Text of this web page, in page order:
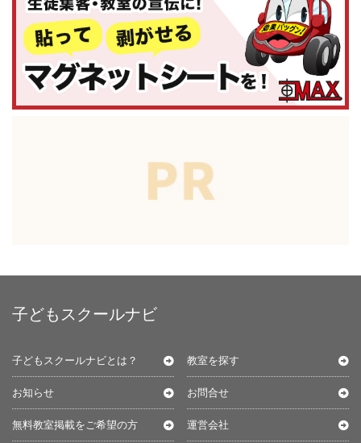
子どもスクールナビ
子どもスクールナビとは？ 教室を探す
お知らせ お問合せ
無料教室掲載をご希望の方 運営会社